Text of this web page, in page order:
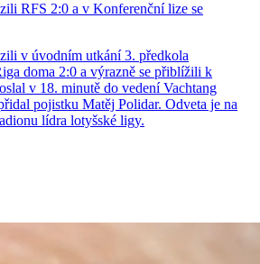
RFS 2:0 a v Konferenční lize se
v úvodním utkání 3. předkola
doma 2:0 a výrazně se přiblížili k
v 18. minutě do vedení Vachtang
pojistku Matěj Polidar. Odveta je na
lídra lotyšské ligy.